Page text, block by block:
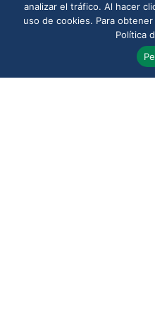
analizar el tráfico. Al hacer
uso de cookies. Para
Política